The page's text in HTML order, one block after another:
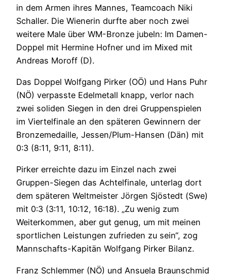
in dem Armen ihres Mannes, Teamcoach Niki
Schaller. Die Wienerin durfte aber noch zwei
weitere Male über WM-Bronze jubeln: Im Damen-
Doppel mit Hermine Hofner und im Mixed mit
Andreas Moroff (D).
Das Doppel Wolfgang Pirker (OÖ) und Hans Puhr
(NÖ) verpasste Edelmetall knapp, verlor nach
zwei soliden Siegen in den drei Gruppenspielen
im Viertelfinale an den späteren Gewinnern der
Bronzemedaille, Jessen/Plum-Hansen (Dän) mit
0:3 (8:11, 9:11, 8:11).
Pirker erreichte dazu im Einzel nach zwei
Gruppen-Siegen das Achtelfinale, unterlag dort
dem späteren Weltmeister Jörgen Sjöstedt (Swe)
mit 0:3 (3:11, 10:12, 16:18). „Zu wenig zum
Weiterkommen, aber gut genug, um mit meinen
sportlichen Leistungen zufrieden zu sein“, zog
Mannschafts-Kapitän Wolfgang Pirker Bilanz.
Franz Schlemmer (NÖ) und Ansuela Braunschmid